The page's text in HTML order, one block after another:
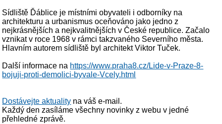
Sídliště Ďáblice je místními obyvateli i odborníky na
architekturu a urbanismus oceňováno jako jedno z
nejkrásnějších a nejkvalitnějších v České republice. Začalo
vznikat v roce 1968 v rámci takzvaného Severního města.
Hlavním autorem sídliště byl architekt Viktor Tuček.
Další informace na https://www.praha8.cz/Lide-v-Praze-8-
bojuji-proti-demolici-byvale-Vcely.html
Dostávejte aktuality na váš e-mail.
Každý den zasíláme všechny novinky z webu v jedné
přehledné zprávě.